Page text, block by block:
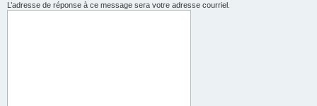
L’adresse de réponse à ce message sera votre adresse courriel.